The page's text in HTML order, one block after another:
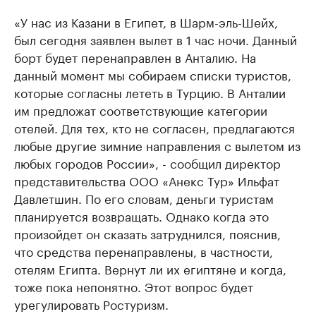
«У нас из Казани в Египет, в Шарм-эль-Шейх,
был сегодня заявлен вылет в 1 час ночи. Данный
борт будет перенаправлен в Анталию. На
данный момент мы собираем списки туристов,
которые согласны лететь в Турцию. В Анталии
им предложат соответствующие категории
отелей. Для тех, кто не согласен, предлагаются
любые другие зимние направления с вылетом из
любых городов России», - сообщил директор
представительства ООО «Анекс Тур» Ильфат
Давлетшин. По его словам, деньги туристам
планируется возвращать. Однако когда это
произойдет он сказать затруднился, пояснив,
что средства перенаправлены, в частности,
отелям Египта. Вернут ли их египтяне и когда,
тоже пока непонятно. Этот вопрос будет
урегулировать Ростуризм.